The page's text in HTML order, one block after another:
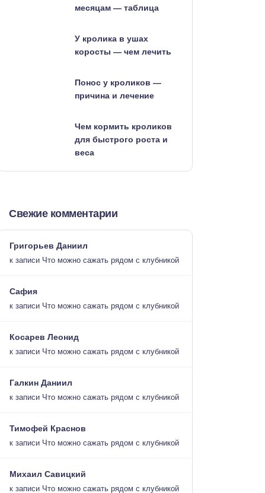
месяцам — таблица
У кролика в ушах
коросты — чем лечить
Понос у кроликов —
причина и лечение
Чем кормить кроликов
для быстрого роста и
веса
Свежие комментарии
Григорьев Даниил
к записи Что можно сажать рядом с клубникой
Сафия
к записи Что можно сажать рядом с клубникой
Косарев Леонид
к записи Что можно сажать рядом с клубникой
Галкин Даниил
к записи Что можно сажать рядом с клубникой
Тимофей Краснов
к записи Что можно сажать рядом с клубникой
Михаил Савицкий
к записи Что можно сажать рядом с клубникой